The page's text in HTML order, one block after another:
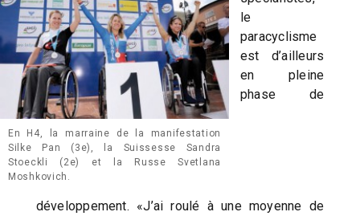
En H4, la marraine de la manifestation
Silke Pan (3e), la Suissesse Sandra
Stoeckli (2e) et la Russe Svetlana
Moshkovich.
le
paracyclisme
est d’ailleurs
en pleine
phase de
développement. «J’ai roulé à une moyenne de